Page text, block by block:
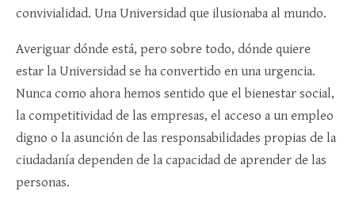
convivialidad. Una Universidad que ilusionaba al mundo.
Averiguar dónde está, pero sobre todo, dónde quiere
estar la Universidad se ha convertido en una urgencia.
Nunca como ahora hemos sentido que el bienestar social,
la competitividad de las empresas, el acceso a un empleo
digno o la asunción de las responsabilidades propias de la
ciudadanía dependen de la capacidad de aprender de las
personas.